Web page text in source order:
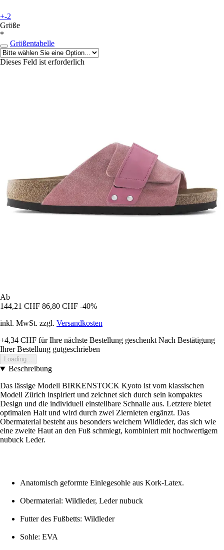
+-2
Größe
*
Größentabelle
Dieses Feld ist erforderlich
Ab
144,21 CHF 86,80 CHF -40%
inkl. MwSt. zzgl. Versandkosten
+4,34 CHF für Ihre nächste Bestellung geschenkt Nach Bestätigung
Ihrer Bestellung gutgeschrieben
Loading...
Beschreibung
Das lässige Modell BIRKENSTOCK Kyoto ist vom klassischen
Modell Zürich inspiriert und zeichnet sich durch sein kompaktes
Design und die individuell einstellbare Schnalle aus. Letztere bietet
optimalen Halt und wird durch zwei Ziernieten ergänzt. Das
Obermaterial besteht aus besonders weichem Wildleder, das sich wie
eine zweite Haut an den Fuß schmiegt, kombiniert mit hochwertigem
nubuck Leder.
Anatomisch geformte Einlegesohle aus Kork-Latex.
Obermaterial: Wildleder, Leder nubuck
Futter des Fußbetts: Wildleder
Sohle: EVA